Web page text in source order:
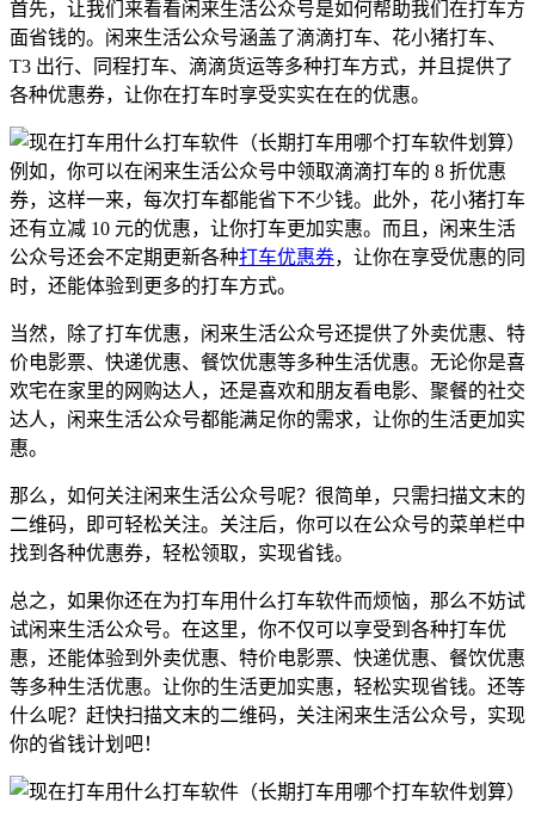
首先，让我们来看看闲来生活公众号是如何帮助我们在打车方
面省钱的。闲来生活公众号涵盖了滴滴打车、花小猪打车、
T3 出行、同程打车、滴滴货运等多种打车方式，并且提供了
各种优惠券，让你在打车时享受实实在在的优惠。
例如，你可以在闲来生活公众号中领取滴滴打车的 8 折优惠
券，这样一来，每次打车都能省下不少钱。此外，花小猪打车
还有立减 10 元的优惠，让你打车更加实惠。而且，闲来生活
公众号还会不定期更新各种打车优惠券，让你在享受优惠的同
时，还能体验到更多的打车方式。
当然，除了打车优惠，闲来生活公众号还提供了外卖优惠、特
价电影票、快递优惠、餐饮优惠等多种生活优惠。无论你是喜
欢宅在家里的网购达人，还是喜欢和朋友看电影、聚餐的社交
达人，闲来生活公众号都能满足你的需求，让你的生活更加实
惠。
那么，如何关注闲来生活公众号呢？很简单，只需扫描文末的
二维码，即可轻松关注。关注后，你可以在公众号的菜单栏中
找到各种优惠券，轻松领取，实现省钱。
总之，如果你还在为打车用什么打车软件而烦恼，那么不妨试
试闲来生活公众号。在这里，你不仅可以享受到各种打车优
惠，还能体验到外卖优惠、特价电影票、快递优惠、餐饮优惠
等多种生活优惠。让你的生活更加实惠，轻松实现省钱。还等
什么呢？赶快扫描文末的二维码，关注闲来生活公众号，实现
你的省钱计划吧！